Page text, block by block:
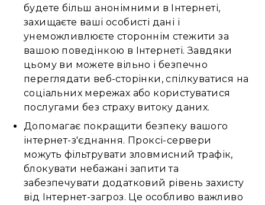
будете більш анонімними в Інтернеті,
захищаєте ваші особисті дані і
унеможливлюєте стороннім стежити за
вашою поведінкою в Інтернеті. Завдяки
цьому ви можете вільно і безпечно
переглядати веб-сторінки, спілкуватися на
соціальних мережах або користуватися
послугами без страху витоку даних.
Допомагає покращити безпеку вашого
інтернет-з'єднання. Проксі-сервери
можуть фільтрувати зловмисний трафік,
блокувати небажані запити та
забезпечувати додатковий рівень захисту
від Інтернет-загроз. Це особливо важливо